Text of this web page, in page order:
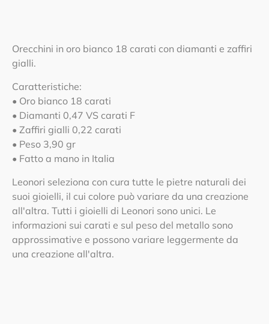
Orecchini in oro bianco 18 carati con diamanti e zaffiri
gialli.
Caratteristiche:
• Oro bianco 18 carati
• Diamanti 0,47 VS carati F
• Zaffiri gialli 0,22 carati
• Peso 3,90 gr
• Fatto a mano in Italia
Leonori seleziona con cura tutte le pietre naturali dei
suoi gioielli, il cui colore può variare da una creazione
all'altra. Tutti i gioielli di Leonori sono unici. Le
informazioni sui carati e sul peso del metallo sono
approssimative e possono variare leggermente da
una creazione all'altra.